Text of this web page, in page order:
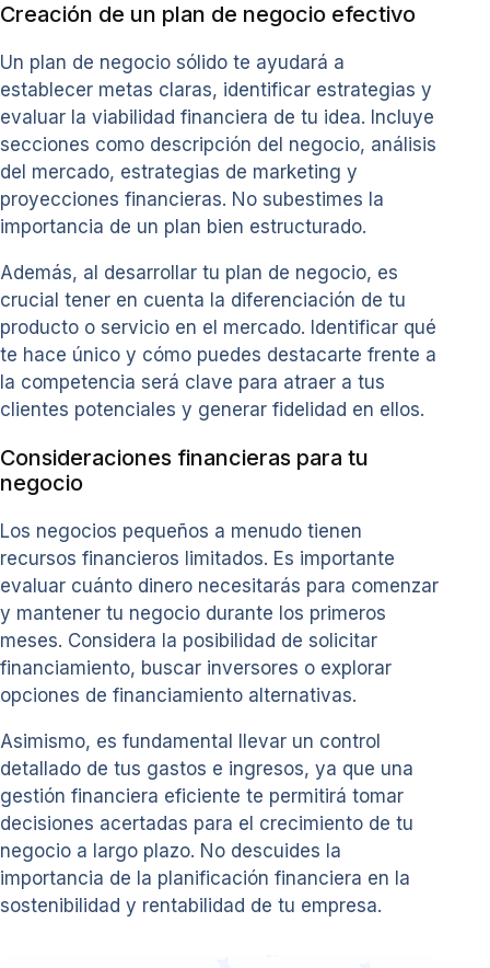
Creación de un plan de negocio efectivo
Un plan de negocio sólido te ayudará a
establecer metas claras, identificar estrategias y
evaluar la viabilidad financiera de tu idea. Incluye
secciones como descripción del negocio, análisis
del mercado, estrategias de marketing y
proyecciones financieras. No subestimes la
importancia de un plan bien estructurado.
Además, al desarrollar tu plan de negocio, es
crucial tener en cuenta la diferenciación de tu
producto o servicio en el mercado. Identificar qué
te hace único y cómo puedes destacarte frente a
la competencia será clave para atraer a tus
clientes potenciales y generar fidelidad en ellos.
Consideraciones financieras para tu
negocio
Los negocios pequeños a menudo tienen
recursos financieros limitados. Es importante
evaluar cuánto dinero necesitarás para comenzar
y mantener tu negocio durante los primeros
meses. Considera la posibilidad de solicitar
financiamiento, buscar inversores o explorar
opciones de financiamiento alternativas.
Asimismo, es fundamental llevar un control
detallado de tus gastos e ingresos, ya que una
gestión financiera eficiente te permitirá tomar
decisiones acertadas para el crecimiento de tu
negocio a largo plazo. No descuides la
importancia de la planificación financiera en la
sostenibilidad y rentabilidad de tu empresa.